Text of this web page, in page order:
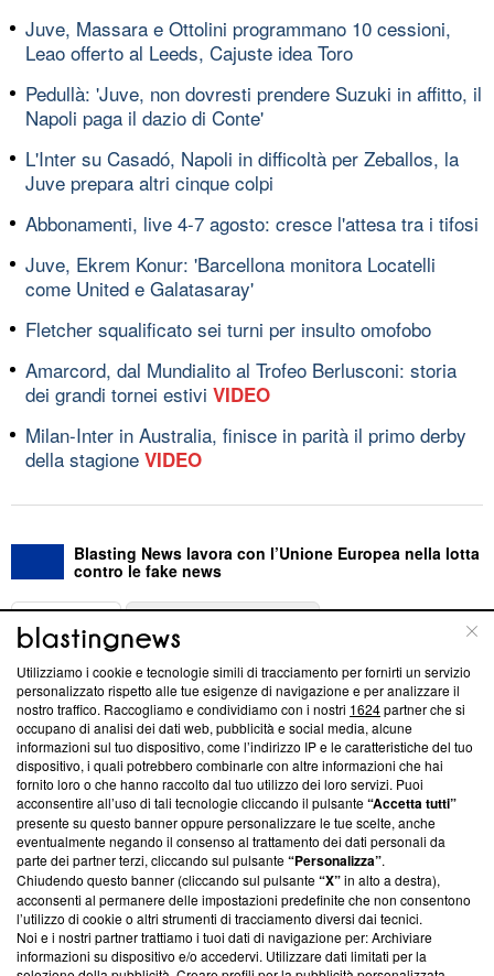
Juve, Massara e Ottolini programmano 10 cessioni,
Leao offerto al Leeds, Cajuste idea Toro
Pedullà: 'Juve, non dovresti prendere Suzuki in affitto, il
Napoli paga il dazio di Conte'
L'Inter su Casadó, Napoli in difficoltà per Zeballos, la
Juve prepara altri cinque colpi
Abbonamenti, live 4-7 agosto: cresce l'attesa tra i tifosi
Juve, Ekrem Konur: 'Barcellona monitora Locatelli
come United e Galatasaray'
Fletcher squalificato sei turni per insulto omofobo
Amarcord, dal Mundialito al Trofeo Berlusconi: storia
dei grandi tornei estivi VIDEO
Milan-Inter in Australia, finisce in parità il primo derby
della stagione VIDEO
Blasting News lavora con l’Unione Europea nella lotta
contro le fake news
ABOUT
Questa sezione offre informazioni trasparenti su Blasting
News, sui nostri processi editoriali e su come ci impegniamo a
creare news di qualità. Inoltre, afferma la nostra aderenza a
‘Trust Project - News with Integrity’Blasting News non è
ancora membro del programma, ma ha richiesto di farne
parte; Trust Project non ha ancora effettuato una verifica di
conformità agli standard.
Su di noi
Team editoriale
Corporate
Utilizziamo i cookie e tecnologie simili di tracciamento per fornirti un servizio
personalizzato rispetto alle tue esigenze di navigazione e per analizzare il
nostro traffico. Raccogliamo e condividiamo con i nostri 1624partner che si
occupano di analisi dei dati web, pubblicità e social media, alcune
informazioni sul tuo dispositivo, come l’indirizzo IP e le caratteristiche del tuo
dispositivo, i quali potrebbero combinarle con altre informazioni che hai
fornito loro o che hanno raccolto dal tuo utilizzo dei loro servizi. Puoi
acconsentire all’uso di tali tecnologie cliccando il pulsante“Accetta tutti”
presente su questo banner oppure personalizzare le tue scelte, anche
eventualmente negando il consenso al trattamento dei dati personali da
parte dei partner terzi, cliccando sul pulsante“Personalizza”.
Chiudendo questo banner (cliccando sul pulsante“X”in alto a destra),
acconsenti al permanere delle impostazioni predefinite che non consentono
l’utilizzo di cookie o altri strumenti di tracciamento diversi dai tecnici.
Noi e i nostri partner trattiamo i tuoi dati di navigazione per: Archiviare
informazioni su dispositivo e/o accedervi. Utilizzare dati limitati per la